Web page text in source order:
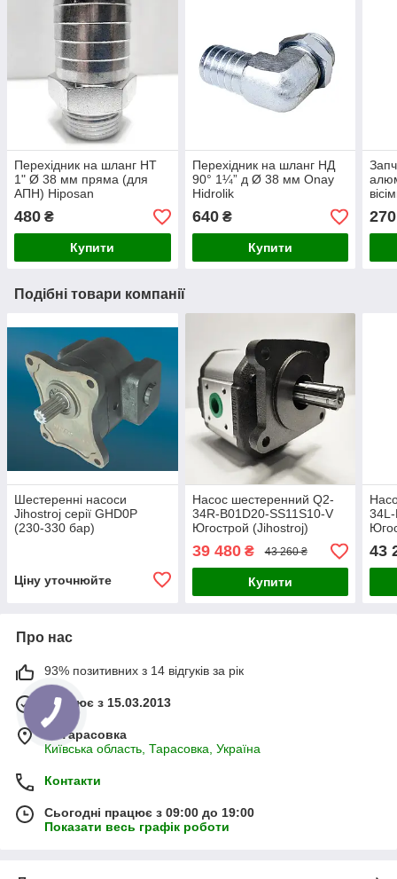
Перехідник на шланг НТ
1" Ø 38 мм пряма (для
АПН) Hiposan
480 ₴
Купити
Перехідник на шланг НД
90° 1¼” д Ø 38 мм Onay
Hidrolik
640₴
Купити
270
Подібні товари компанії
Шестеренні насоси
Jihostroj серії GHD0P
(230-330 бар)
Ціну уточнюйте
Насос шестеренний Q2-
34R-B01D20-SS11S10-V
Югострой (Jihostroj)
39 480₴ 43 260 ₴
Купити
43
Про нас
93% позитивних з 14 відгуків за рік
Працює з 15.03.2013
м. Тарасовка
Київська область, Тарасовка, Україна
Контакти
Сьогодні працює з 09:00 до 19:00
Показати весь графік роботи